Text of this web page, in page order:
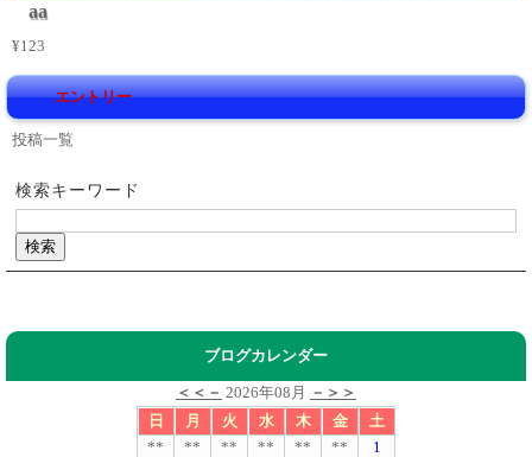
aa
¥123
エントリー
投稿一覧
検索キーワード
ブログカレンダー
＜＜－ 2026年08月
－＞＞
日
月 火 水 木 金
土
**
** ** ** ** ** 1